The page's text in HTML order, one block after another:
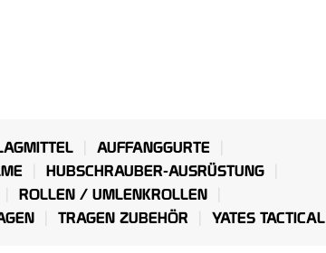
AUFFANGGURTE
HUBSCHRAUBER-AUSRÜSTUNG
ROLLEN / UMLENKROLLEN
TRAGEN ZUBEHÖR YATES TACTICAL